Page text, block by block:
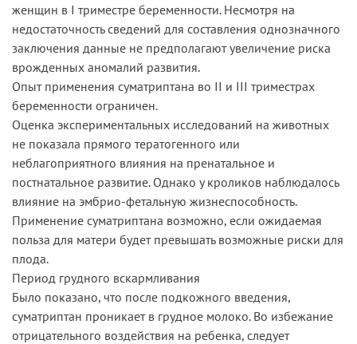
женщин в I триместре беременности. Несмотря на
недостаточность сведений для составления однозначного
заключения данные не предполагают увеличение риска
врожденных аномалий развития.
Опыт применения суматриптана во II и III триместрах
беременности ограничен.
Оценка экспериментальных исследований на животных
не показала прямого тератогенного или
неблагоприятного влияния на пренатальное и
постнатальное развитие. Однако у кроликов наблюдалось
влияние на эмбрио-фетальную жизнеспособность.
Применение суматриптана возможно, если ожидаемая
польза для матери будет превышать возможные риски для
плода.
Период грудного вскармливания
Было показано, что после подкожного введения,
суматриптан проникает в грудное молоко. Во избежание
отрицательного воздействия на ребенка, следует